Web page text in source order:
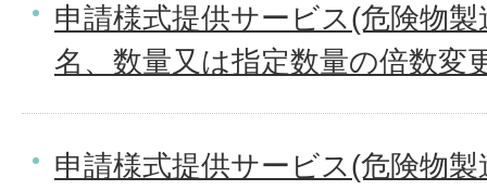
申請様式提供サービス(危険物
名、数量又は指定数量の倍数変
申請様式提供サービス(危険物